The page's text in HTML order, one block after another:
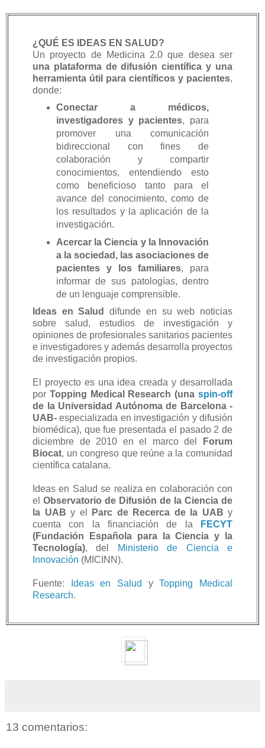
¿QUÉ ES IDEAS EN SALUD?
Un proyecto de Medicina 2.0 que desea ser
una plataforma de difusión científica y una
herramienta útil para científicos y pacientes,
donde:
Conectar a médicos,
investigadores y pacientes, para
promover una comunicación
bidireccional con fines de
colaboración y compartir
conocimientos, entendiendo esto
como beneficioso tanto para el
avance del conocimiento, como de
los resultados y la aplicación de la
investigación.
Acercar la Ciencia y la Innovación
a la sociedad, las asociaciones de
pacientes y los familiares, para
informar de sus patologías, dentro
de un lenguaje comprensible.
Ideas en Salud
difunde en su web noticias
sobre salud, estudios de investigación y
opiniones de profesionales sanitarios pacientes
e investigadores y además desarrolla proyectos
de investigación propios.
El proyecto es una idea creada y desarrollada
por Topping Medical Research (unaspin-off
de la Universidad Autónoma de Barcelona -
UAB- especializada en investigación y difusión
biomédica), que fue presentada el pasado 2 de
diciembre de 2010 en el marco del
Forum
Biocat, un congreso que reúne a la comunidad
científica catalana.
Ideas en Salud se realiza en colaboración con
el Observatorio de Difusión de la Ciencia de
la UAB y el Parc de Recerca de la UAB y
cuenta con la
financiación de la
FECYT
(Fundación Española para la Ciencia y la
Tecnología), del
Ministerio de Ciencia e
Innovación (MICINN).
Fuente: Ideas en Salud yTopping Medical
Research.
13 comentarios: